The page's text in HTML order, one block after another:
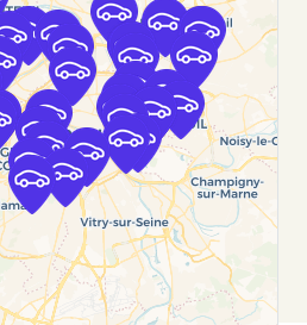
AUTOMOBILE -
4.5
km